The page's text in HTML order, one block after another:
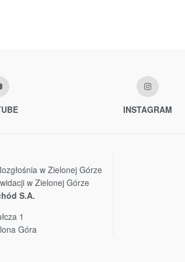
INSTAGRAM
w Zielonej Górze
w Zielonej Górze
S.A.
1
Góra